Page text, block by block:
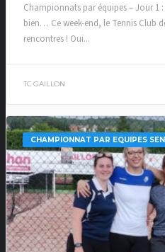
Championnats par équipes – Jour 1
bien… Ce week-end, le Tennis Club
rencontres ! Oui...
TC GAILLON
CHAMPIONNAT PAR EQUIPES